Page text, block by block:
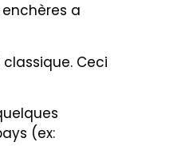
a
Ceci
(ex: